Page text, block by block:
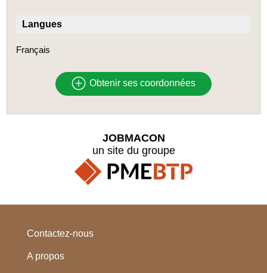
Langues
Français
Obtenir ses coordonnées
JOBMACON
un site du groupe
Contactez-nous
A propos